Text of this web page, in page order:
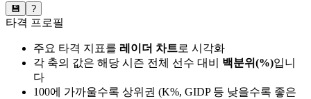
💾 ?
타격 프로필
주요 타격 지표를 레이더 차트로 시각화
각 축의 값은 해당 시즌 전체 선수 대비 백분위(%)입니
다
100에 가까울수록 상위권 (K%, GIDP 등 낮을수록 좋은